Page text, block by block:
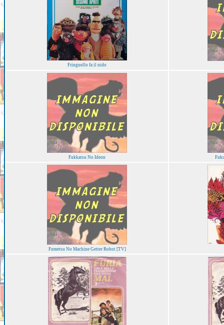
Fringuello fa il nido
Fukkatsu No Ideon
Fumetsu No Machine Getter Robot [TV]